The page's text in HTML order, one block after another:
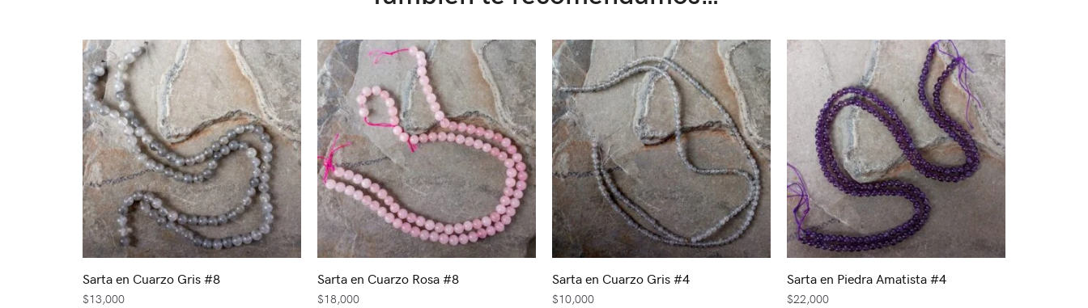
Sarta en Cuarzo Gris #8
$13,000
Sarta en Cuarzo Rosa #8
$18,000
Sarta en Cuarzo Gris #4
$10,000
Sarta en Piedra Amatista #4
$22,000